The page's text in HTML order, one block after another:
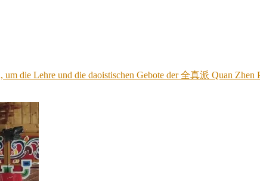
die Lehre und die daoistischen Gebote der 全真派 Quan Zhen